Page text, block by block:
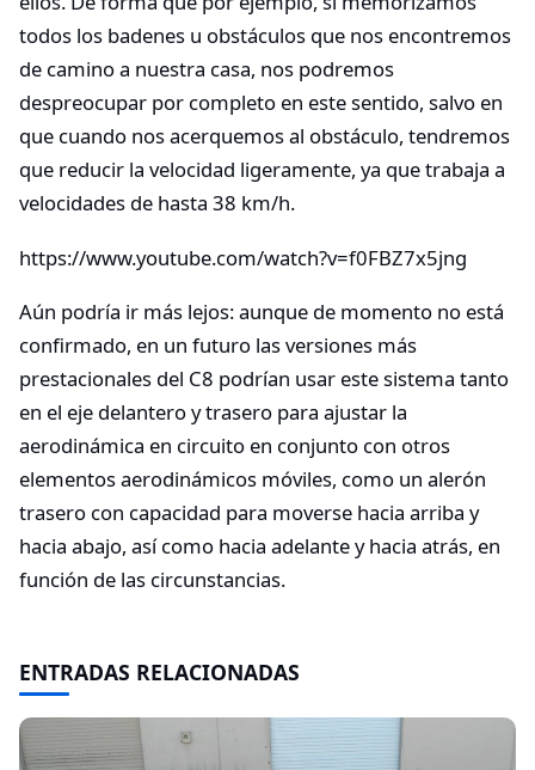
todos los badenes u obstáculos que nos encontremos
de camino a nuestra casa, nos podremos
despreocupar por completo en este sentido, salvo en
que cuando nos acerquemos al obstáculo, tendremos
que reducir la velocidad ligeramente, ya que trabaja a
velocidades de hasta 38 km/h.
https://www.youtube.com/watch?v=f0FBZ7x5jng
Aún podría ir más lejos: aunque de momento no está
confirmado, en un futuro las versiones más
prestacionales del C8 podrían usar este sistema tanto
en el eje delantero y trasero para ajustar la
aerodinámica en circuito en conjunto con otros
elementos aerodinámicos móviles, como un alerón
trasero con capacidad para moverse hacia arriba y
hacia abajo, así como hacia adelante y hacia atrás, en
función de las circunstancias.
ENTRADAS RELACIONADAS